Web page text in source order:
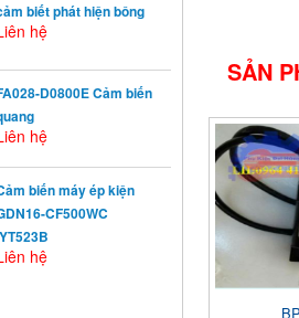
biết phát hiện bông
hệ
D0800E Cảm biến
hệ
biến máy ép kiện
CF500WC
hệ
ĐỘNG TỪ LÀ GÌ?
động từ (KĐT) là một loại
điện dùng ...
NHÂN ẢNH
SẢN